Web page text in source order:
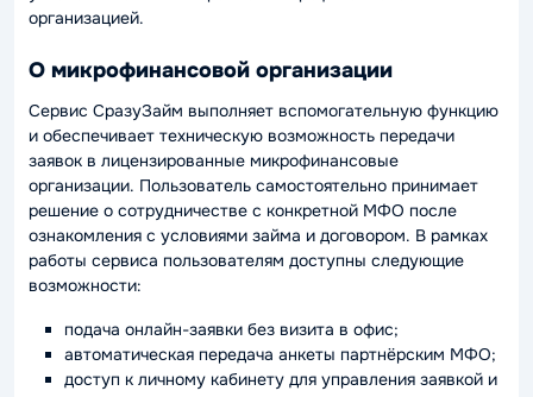
организацией.
О микрофинансовой организации
Сервис СразуЗайм выполняет вспомогательную функцию
и обеспечивает техническую возможность передачи
заявок в лицензированные микрофинансовые
организации. Пользователь самостоятельно принимает
решение о сотрудничестве с конкретной МФО после
ознакомления с условиями займа и договором. В рамках
работы сервиса пользователям доступны следующие
возможности:
подача онлайн-заявки без визита в офис;
автоматическая передача анкеты партнёрским МФО;
доступ к личному кабинету для управления заявкой и